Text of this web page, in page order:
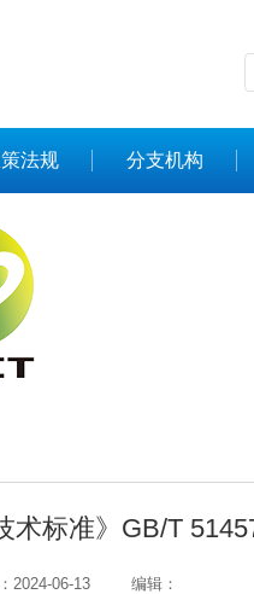
法规 分支机构
标准》GB/T
2024-06-13 编辑：